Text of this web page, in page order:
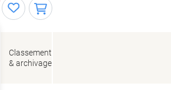
Classement
& archivage